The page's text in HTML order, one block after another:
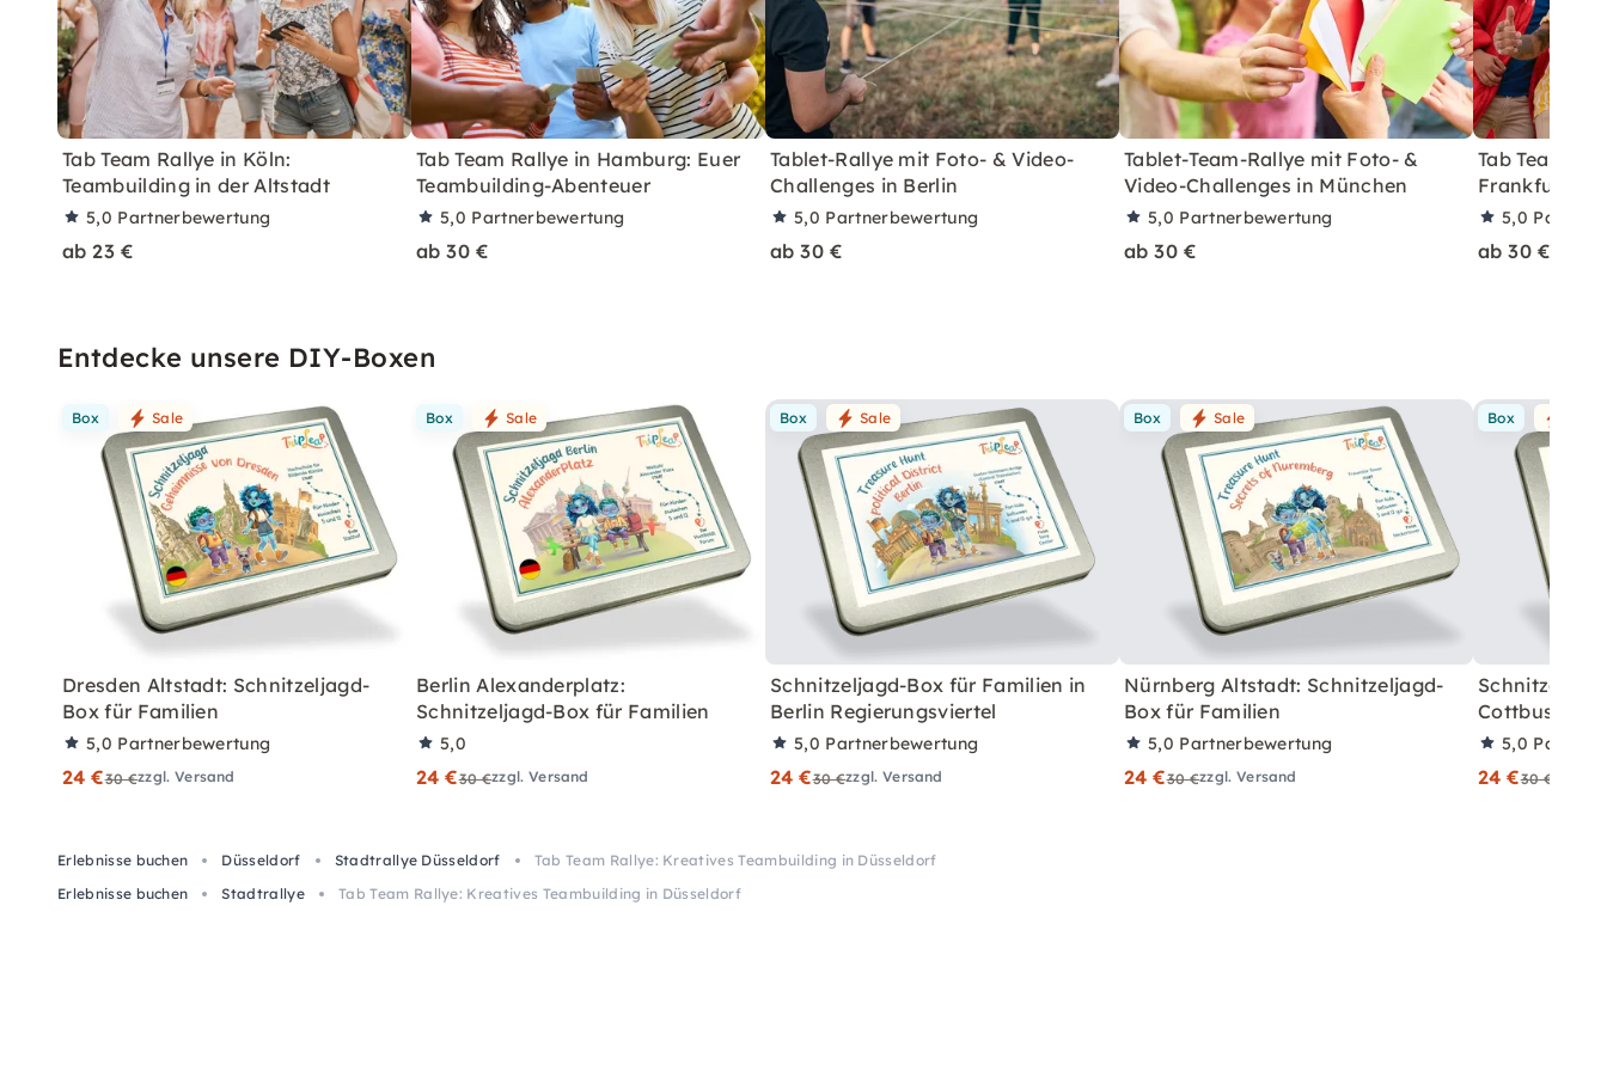
Tab Team Rallye in Köln:
Teambuilding in der Altstadt
5,0 Partnerbewertung
ab 23 €
Tab Team Rallye in Hamburg: Euer
Teambuilding-Abenteuer
5,0 Partnerbewertung
ab 30 €
Tablet-Rallye mit Foto- & Video-
Challenges in Berlin
5,0 Partnerbewertung
ab 30 €
Tablet-Team-Rallye mit Foto- &
Video-Challenges in München
5,0 Partnerbewertung
ab 30 €
Tab Team
Frankfurt
5,0
ab 30 €
Entdecke unsere DIY-Boxen
Box Sale
Dresden Altstadt: Schnitzeljagd-
Box für Familien
5,0 Partnerbewertung
24 €30 €zzgl. Versand
Box Sale
Berlin Alexanderplatz:
Schnitzeljagd-Box für Familien
5,0
24 €30 €zzgl. Versand
Box Sale
Schnitzeljagd-Box für Familien in
Berlin Regierungsviertel
5,0 Partnerbewertung
24 €30 €zzgl. Versand
Box Sale
Nürnberg Altstadt: Schnitzeljagd-
Box für Familien
5,0 Partnerbewertung
24 €30 €zzgl. Versand
Box
Cottbus
5,0
24 €30 €
Erlebnisse buchen Düsseldorf Stadtrallye Düsseldorf
Tab Team Rallye: Kreatives Teambuilding in Düsseldorf
Erlebnisse buchen
Stadtrallye Tab Team Rallye: Kreatives Teambuilding in Düsseldorf